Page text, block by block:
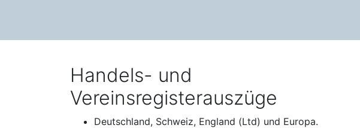
Handels- und
Vereinsregisterauszüge
Deutschland, Schweiz, England (Ltd) und Europa.